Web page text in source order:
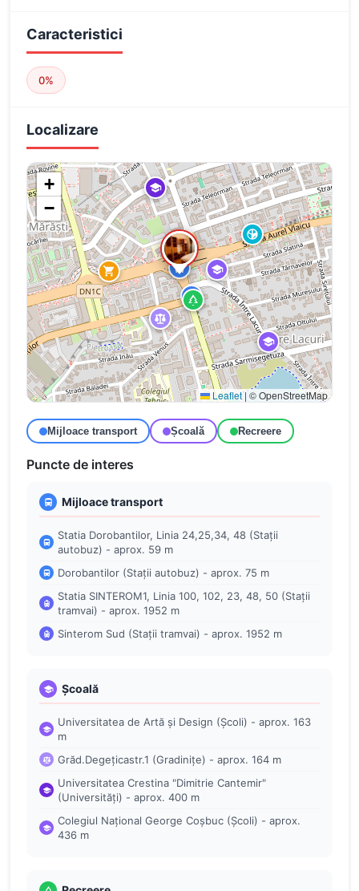
Caracteristici
0%
Localizare
+
−
Leaflet |© OpenStreetMap
Mijloace transport Școală Recreere
Puncte de interes
Mijloace transport
Statia Dorobantilor, Linia 24,25,34, 48 (Stații
autobuz) - aprox. 59 m
Dorobantilor (Stații autobuz) - aprox. 75 m
Statia SINTEROM1, Linia 100, 102, 23, 48, 50 (Stații
tramvai) - aprox. 1952 m
Sinterom Sud (Stații tramvai) - aprox. 1952 m
Școală
Universitatea de Artă și Design (Școli) - aprox. 163
m
Grăd.Degețicastr.1 (Gradinițe) - aprox. 164 m
Universitatea Crestina "Dimitrie Cantemir"
(Universități) - aprox. 400 m
Colegiul Național George Coșbuc (Școli) - aprox.
436 m